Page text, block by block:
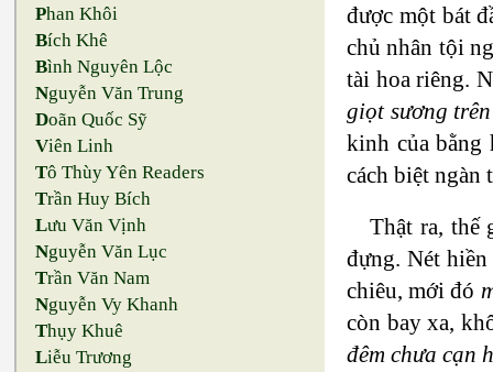
Phan Khôi
Bích Khê
Bình Nguyên Lộc
Nguyễn Văn Trung
Doãn Quốc Sỹ
Viên Linh
Tô Thùy Yên Readers
Trần Huy Bích
Lưu Văn Vịnh
Nguyễn Văn Lục
Trần Văn Nam
Nguyễn Vy Khanh
Thụy Khuê
Liễu Trương
được một bát
chủ nhân tội
tài hoa riêng.
giọt sương
kinh của bằng
cách biệt ngàn
Thật ra, thế
đựng. Nét
chiêu, mới đó
còn bay xa,
đêm chưa cạn